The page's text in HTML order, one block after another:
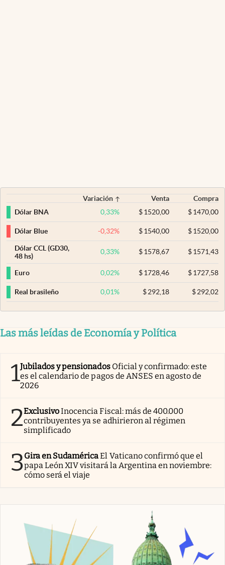
Variación Venta
Compra
Dólar BNA
0,33% $ 1520,00 $1470,00
Dólar Blue -0,32% $ 1540,00 $1520,00
Dólar CCL (GD30,
48 hs)
0,33% $ 1578,67 $1571,43
Euro 0,02% $ 1728,46 $1727,58
Real brasileño 0,01% $ 292,18 $292,02
Las más leídas de Economía y Política
1Jubilados y pensionados Oficial y confirmado: este
es el calendario de pagos de ANSES en agosto de
2026
2ExclusivoInocencia Fiscal: más de 400.000
contribuyentes ya se adhirieron al régimen
simplificado
3Gira en SudaméricaEl Vaticano confirmó que el
papa León XIV visitará la Argentina en noviembre:
cómo será el viaje